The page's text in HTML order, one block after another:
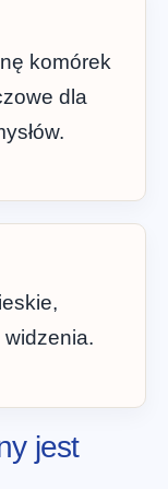
komórek
dla
jest